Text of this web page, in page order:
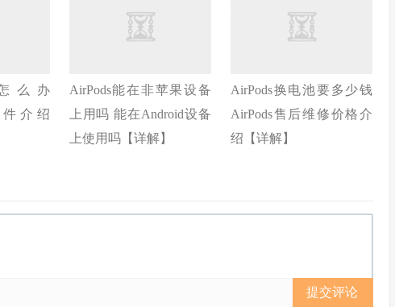
么办
件介绍
AirPods能在非苹果设备
上用吗 能在Android设备
上使用吗【详解】
AirPods换电池要多少钱
AirPods售后维修价格介
绍【详解】
提交评论